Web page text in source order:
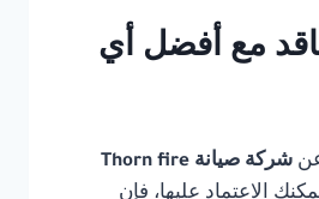
مع أفضل أي
شركة صيانة Thorn fire
الاعتماد عليها، فإن